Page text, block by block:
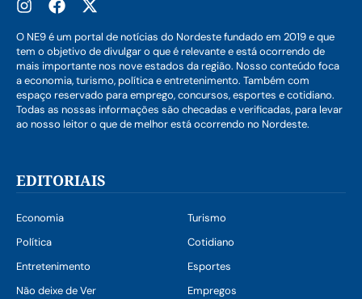
O NE9 é um portal de notícias do Nordeste fundado em 2019 e que
tem o objetivo de divulgar o que é relevante e está ocorrendo de
mais importante nos nove estados da região. Nosso conteúdo foca
a economia, turismo, política e entretenimento. Também com
espaço reservado para emprego, concursos, esportes e cotidiano.
Todas as nossas informações são checadas e verificadas, para levar
ao nosso leitor o que de melhor está ocorrendo no Nordeste.
EDITORIAIS
Economia
Turismo
Política
Cotidiano
Entretenimento
Esportes
Não deixe de Ver
Empregos